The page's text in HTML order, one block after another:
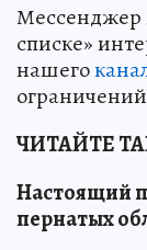
Мессенджер
списке»
нашего
ЧИТАЙТЕ
Настоящий
пернатых